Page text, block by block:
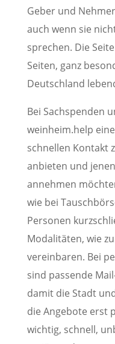
Geber und
auch wenn sie
sprechen. Die
Seiten, ganz
Deutschland
Bei Sachspenden
weinheim.help
schnellen Kontakt
anbieten und
annehmen
wie bei
Personen
Modalitäten, wie
vereinbaren. Bei
sind passende
damit die Stadt
die Angebote erst
wichtig, schnell,